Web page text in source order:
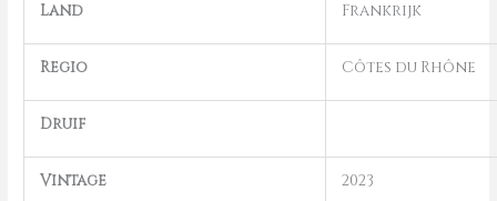
Land Frankrijk
Regio Côtes du Rhône
Druif
Vintage 2023